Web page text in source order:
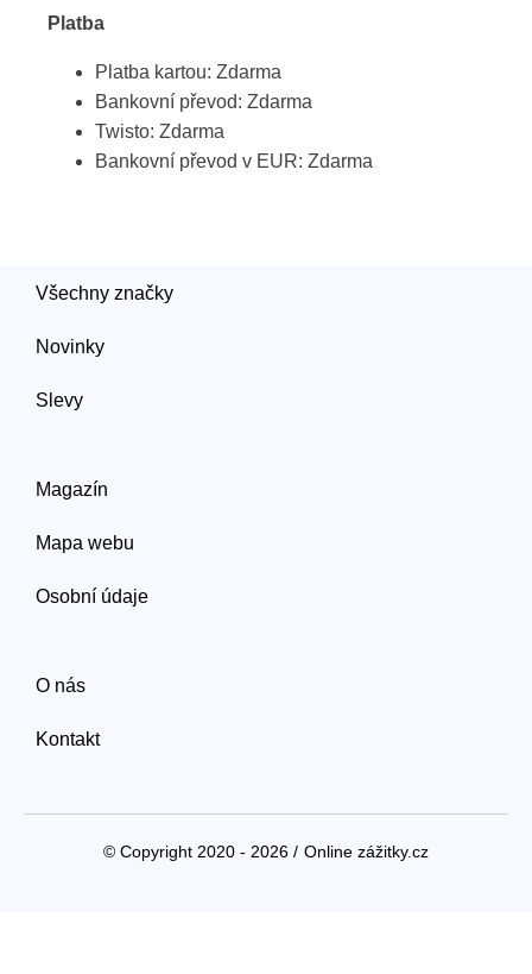
Platba
Platba kartou: Zdarma
Bankovní převod: Zdarma
Twisto: Zdarma
Bankovní převod v EUR: Zdarma
Všechny značky
Novinky
Slevy
Magazín
Mapa webu
Osobní údaje
O nás
Kontakt
© Copyright 2020 - 2026 / Online zážitky.cz